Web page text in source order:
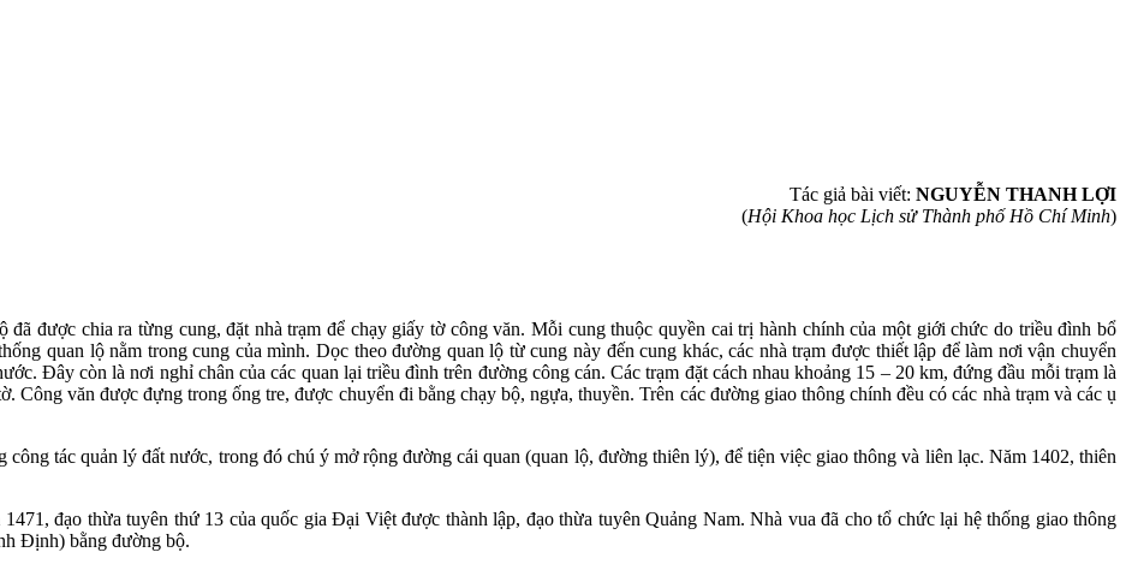
Tác giả bài viết: NGUYỄN THANH LỢI
(Hội Khoa học Lịch sử Thành phố Hồ Chí Minh)
được chia ra từng cung, đặt nhà trạm để chạy giấy tờ công văn. Mỗi cung thuộc quyền cai trị hành chính của một giới chức do triều đình bổ
quan lộ nằm trong cung của mình. Dọc theo đường quan lộ từ cung này đến cung khác, các nhà trạm được thiết lập để làm nơi vận chuyển
Đây còn là nơi nghỉ chân của các quan lại triều đình trên đường công cán. Các trạm đặt cách nhau khoảng 15 – 20 km, đứng đầu mỗi trạm là
Công văn được đựng trong ống tre, được chuyển đi bằng chạy bộ, ngựa, thuyền. Trên các đường giao thông chính đều có các nhà trạm và các ụ
tác quản lý đất nước, trong đó chú ý mở rộng đường cái quan (quan lộ, đường thiên lý), để tiện việc giao thông và liên lạc. Năm 1402, thiên
đạo thừa tuyên thứ 13 của quốc gia Đại Việt được thành lập, đạo thừa tuyên Quảng Nam. Nhà vua đã cho tổ chức lại hệ thống giao thông
Định) bằng đường bộ.